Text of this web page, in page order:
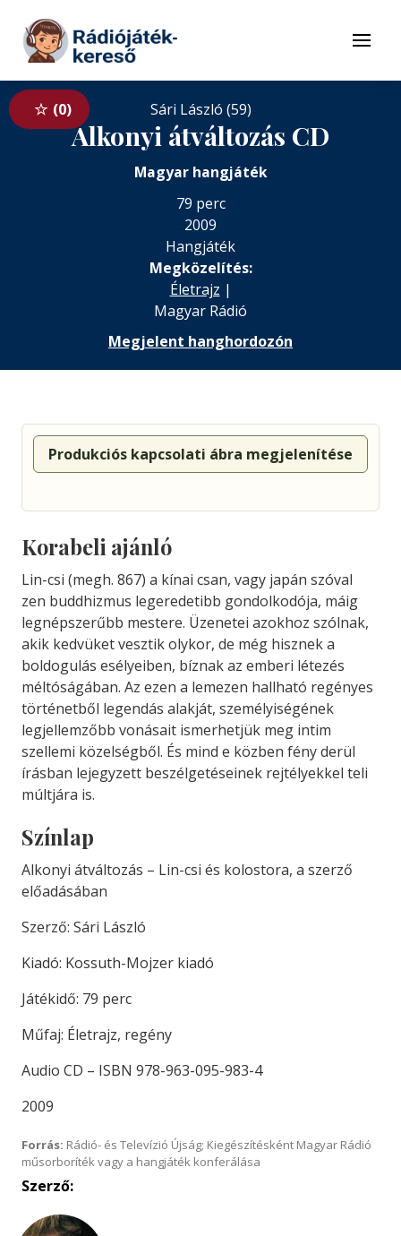
Tovább a tartalomhoz
Menü
0 Sári László (59)
Alkonyi átváltozás CD
Magyar hangjáték
79 perc
2009
Hangjáték
Megközelítés:
Életrajz |
Magyar Rádió
Megjelent hanghordozón
Produkciós kapcsolati ábra megjelenítése
Korabeli ajánló
Lin-csi (megh. 867) a kínai csan, vagy japán szóval
zen buddhizmus legeredetibb gondolkodója, máig
legnépszerűbb mestere. Üzenetei azokhoz szólnak,
akik kedvüket vesztik olykor, de még hisznek a
boldogulás esélyeiben, bíznak az emberi létezés
méltóságában. Az ezen a lemezen hallható regényes
történetből legendás alakját, személyiségének
legjellemzőbb vonásait ismerhetjük meg intim
szellemi közelségből. És mind e közben fény derül
írásban lejegyzett beszélgetéseinek rejtélyekkel teli
múltjára is.
Színlap
Alkonyi átváltozás – Lin-csi és kolostora, a szerző
előadásában
Szerző: Sári László
Kiadó: Kossuth-Mojzer kiadó
Játékidő: 79 perc
Műfaj: Életrajz, regény
Audio CD – ISBN 978-963-095-983-4
2009
Forrás: Rádió- és Televízió Újság; Kiegészítésként Magyar Rádió
műsorboríték vagy a hangjáték konferálása
Szerző: